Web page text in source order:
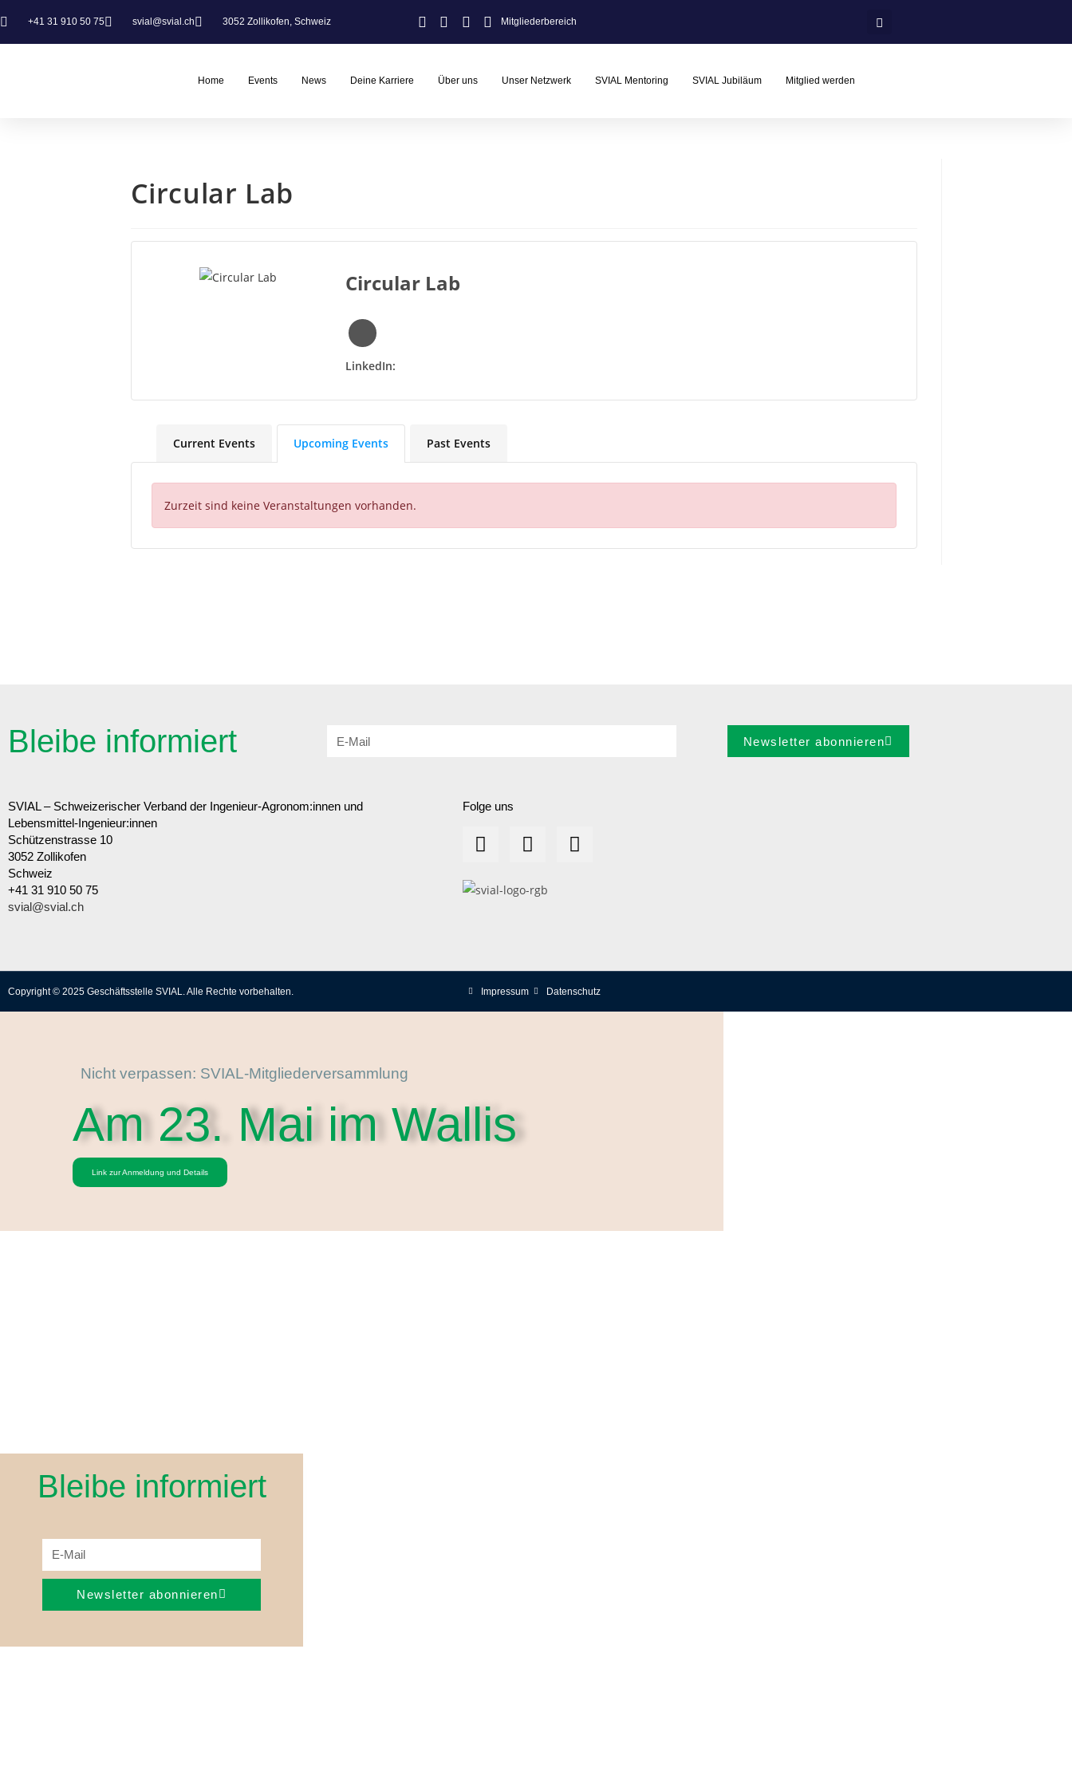
+41 31 910 50 75 svial@svial.ch 3052 Zollikofen, Schweiz Mitgliederbereich
Home Events News Deine Karriere Über uns Unser Netzwerk SVIAL Mentoring SVIAL Jubiläum Mitglied werden
Circular Lab
Circular Lab
LinkedIn:
Current Events Upcoming Events Past Events
Zurzeit sind keine Veranstaltungen vorhanden.
Bleibe informiert Newsletter abonnieren
SVIAL – Schweizerischer Verband der Ingenieur-Agronom:innen und
Lebensmittel-Ingenieur:innen
Schützenstrasse 10
3052 Zollikofen
Schweiz
+41 31 910 50 75
svial@svial.ch
Folge uns
Copyright © 2025 Geschäftsstelle SVIAL. Alle Rechte vorbehalten. Impressum Datenschutz
Nicht verpassen: SVIAL-Mitgliederversammlung
Am 23. Mai im Wallis
Link zur Anmeldung und Details
Bleibe informiert
Newsletter abonnieren